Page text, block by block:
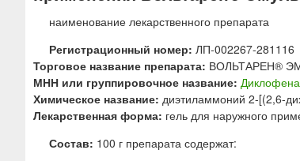
наименование лекарственного препарата
Регистрационный номер: ЛП-002267-281116
Торговое название препарата: ВОЛЬТАРЕН®
МНН или группировочное название:
Химическое название: диэтиламмоний 2-[(2,6-
Лекарственная форма: гель для наружного
Состав: 100 г препарата содержат: